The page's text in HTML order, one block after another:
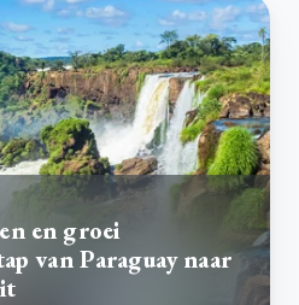
en groei
van Paraguay naar